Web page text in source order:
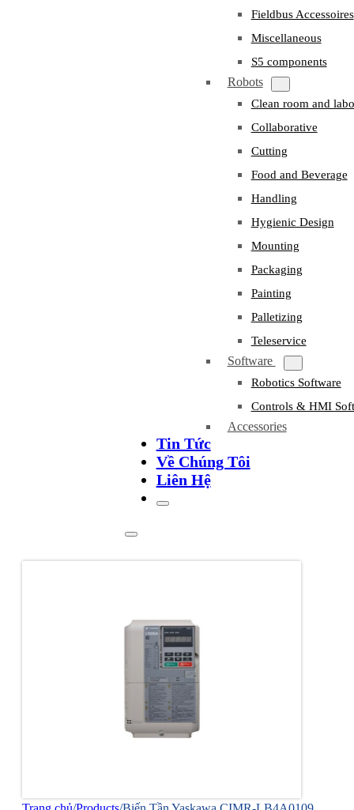
Fieldbus Accessoires
Miscellaneous
S5 components
Robots
Clean room and
Collaborative
Cutting
Food and Beverage
Handling
Hygienic Design
Mounting
Packaging
Painting
Palletizing
Teleservice
Software
Robotics Software
Controls & HMI
Accessories
Tin Tức
Về Chúng Tôi
Liên Hệ